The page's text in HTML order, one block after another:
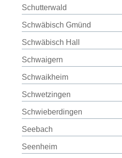
Schutterwald
Schwäbisch Gmünd
Schwäbisch Hall
Schwaigern
Schwaikheim
Schwetzingen
Schwieberdingen
Seebach
Seenheim